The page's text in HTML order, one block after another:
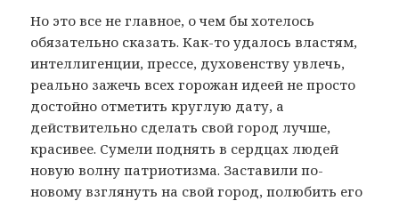
Но это все не главное, о чем бы хотелось
обязательно сказать. Как-то удалось властям,
интеллигенции, прессе, духовенству увлечь,
реально зажечь всех горожан идеей не просто
достойно отметить круглую дату, а
действительно сделать свой город лучше,
красивее. Сумели поднять в сердцах людей
новую волну патриотизма. Заставили по-
новому взглянуть на свой город, полюбить его